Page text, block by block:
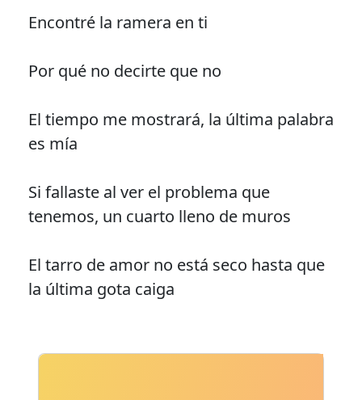
Encontré la ramera en ti
Por qué no decirte que no
El tiempo me mostrará, la última palabra
es mía
Si fallaste al ver el problema que
tenemos, un cuarto lleno de muros
El tarro de amor no está seco hasta que
la última gota caiga